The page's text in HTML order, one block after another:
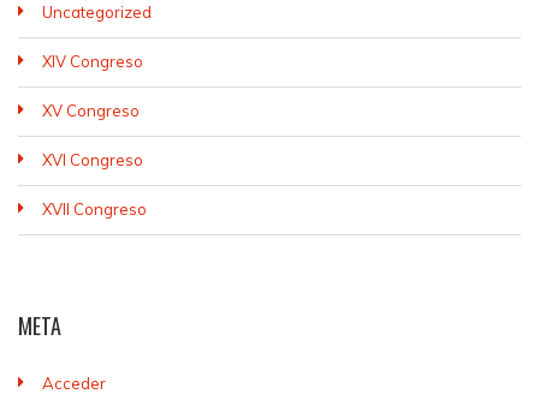
Uncategorized
XIV Congreso
XV Congreso
XVI Congreso
XVII Congreso
META
Acceder